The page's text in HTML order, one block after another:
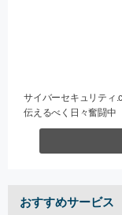
サイバーセキュリティ
伝えるべく日々奮闘中
おすすめサービス